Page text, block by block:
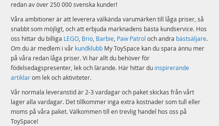
redan av över 250 000 svenska kunder!
Våra ambitioner är att leverera välkända varumärken till låga priser, så
snabbt som möjligt, och att erbjuda marknadens bästa kundservice. Hos
oss hittar du billiga LEGO, Brio, Barbie, Paw Patrol och andra bästsäljare.
Om du är medlem i vår kundklubb My ToySpace kan du spara ännu mer
på våra redan låga priser. Vi har allt du behöver för
födelsedagspresenter, lek och lärande. Här hittar du inspirerande
artiklarom lek och aktiviteter.
Vår normala leveranstid är 2-3 vardagar och paket skickas från vårt
lager alla vardagar. Det tillkommer inga extra kostnader som tull eller
moms på våra paket. Välkommen till en trevlig handel hos oss på
ToySpace!